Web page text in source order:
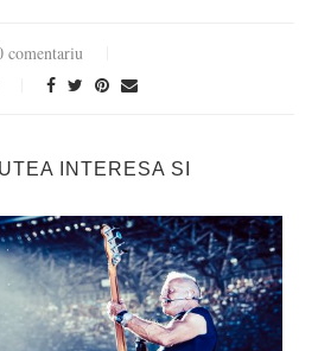
comentariu
INTERESA SI